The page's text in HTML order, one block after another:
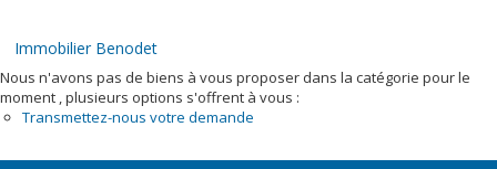
Immobilier Benodet
Nous n'avons pas de biens à vous proposer dans la catégorie pour le
moment , plusieurs options s'offrent à vous :
Transmettez-nous votre demande